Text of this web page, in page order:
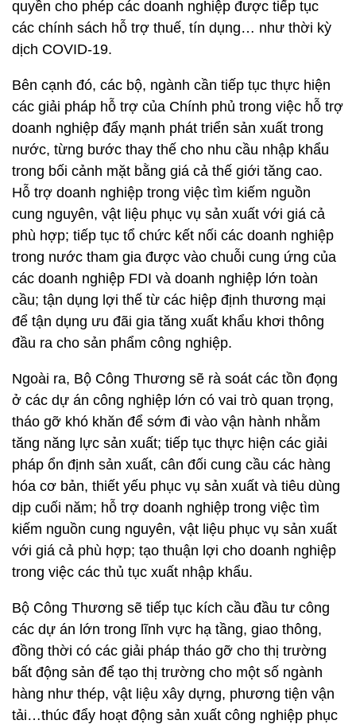
quyền cho phép các doanh nghiệp được tiếp tục
các chính sách hỗ trợ thuế, tín dụng… như thời kỳ
dịch COVID-19.
Bên cạnh đó, các bộ, ngành cần tiếp tục thực hiện
các giải pháp hỗ trợ của Chính phủ trong việc hỗ trợ
doanh nghiệp đẩy mạnh phát triển sản xuất trong
nước, từng bước thay thế cho nhu cầu nhập khẩu
trong bối cảnh mặt bằng giá cả thế giới tăng cao.
Hỗ trợ doanh nghiệp trong việc tìm kiếm nguồn
cung nguyên, vật liệu phục vụ sản xuất với giá cả
phù hợp; tiếp tục tổ chức kết nối các doanh nghiệp
trong nước tham gia được vào chuỗi cung ứng của
các doanh nghiệp FDI và doanh nghiệp lớn toàn
cầu; tận dụng lợi thế từ các hiệp định thương mại
để tận dụng ưu đãi gia tăng xuất khẩu khơi thông
đầu ra cho sản phẩm công nghiệp.
Ngoài ra, Bộ Công Thương sẽ rà soát các tồn đọng
ở các dự án công nghiệp lớn có vai trò quan trọng,
tháo gỡ khó khăn để sớm đi vào vận hành nhằm
tăng năng lực sản xuất; tiếp tục thực hiện các giải
pháp ổn định sản xuất, cân đối cung cầu các hàng
hóa cơ bản, thiết yếu phục vụ sản xuất và tiêu dùng
dịp cuối năm; hỗ trợ doanh nghiệp trong việc tìm
kiếm nguồn cung nguyên, vật liệu phục vụ sản xuất
với giá cả phù hợp; tạo thuận lợi cho doanh nghiệp
trong việc các thủ tục xuất nhập khẩu.
Bộ Công Thương sẽ tiếp tục kích cầu đầu tư công
các dự án lớn trong lĩnh vực hạ tầng, giao thông,
đồng thời có các giải pháp tháo gỡ cho thị trường
bất động sản để tạo thị trường cho một số ngành
hàng như thép, vật liệu xây dựng, phương tiện vận
tải…thúc đẩy hoạt động sản xuất công nghiệp phục